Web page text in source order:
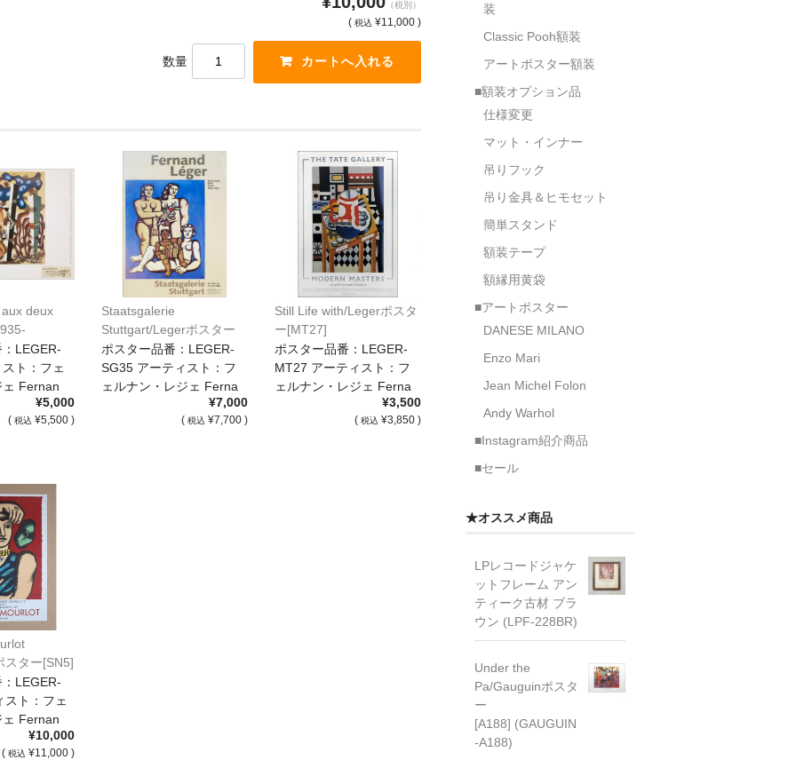
（税別）
( 税込 ¥11,000 )
数量
deux
ター[564]
LEGER-
ト：フェ
Fernan
¥5,000
( 税込 ¥5,500 )
Staatsgalerie
Stuttgart/Legerポスター
[SG35]
ポスター品番：LEGER-
SG35 アーティスト：フ
ェルナン・レジェ Ferna
¥7,000
( 税込 ¥7,700 )
Still Life with/Legerポスタ
ー[MT27]
ポスター品番：LEGER-
MT27 アーティスト：フ
ェルナン・レジェ Ferna
¥3,500
( 税込 ¥3,850 )
スター[SN5]
LEGER-
スト：フェ
Fernan
¥10,000
( 税込 ¥11,000 )
装
Classic Pooh額装
アートポスター額装
■額装オプション品
仕様変更
マット・インナー
吊りフック
吊り金具＆ヒモセット
簡単スタンド
額装テープ
額縁用黄袋
■アートポスター
DANESE MILANO
Enzo Mari
Jean Michel Folon
Andy Warhol
■Instagram紹介商品
■セール
★オススメ商品
LPレコードジャケ
ットフレーム アン
ティーク古材 ブラ
ウン (LPF-228BR)
Under the
Pa/Gauguinポスタ
ー
[A188] (GAUGUIN
-A188)